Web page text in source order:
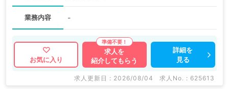
業務内容 -
お気に入り
求人を
紹介してもらう
詳細を
見る
求人更新日 : 2026/08/04 求人No. : 625613